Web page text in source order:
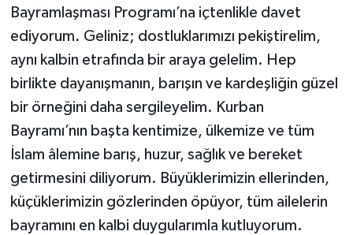
Bayramlaşması Programı’na içtenlikle davet
ediyorum. Geliniz; dostluklarımızı pekiştirelim,
aynı kalbin etrafında bir araya gelelim. Hep
birlikte dayanışmanın, barışın ve kardeşliğin güzel
bir örneğini daha sergileyelim. Kurban
Bayramı’nın başta kentimize, ülkemize ve tüm
İslam âlemine barış, huzur, sağlık ve bereket
getirmesini diliyorum. Büyüklerimizin ellerinden,
küçüklerimizin gözlerinden öpüyor, tüm ailelerin
bayramını en kalbi duygularımla kutluyorum.